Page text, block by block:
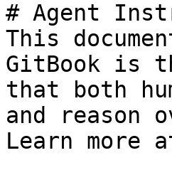
# Agent
This
GitBook is
that both
and reason
Learn more